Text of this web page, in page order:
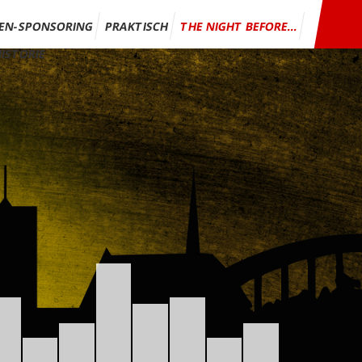
SPONSORING PRAKTISCH
THE NIGHT BEFORE…